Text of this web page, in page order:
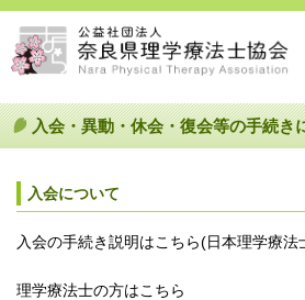
入会・異動・休会・復会等の手続き
入会について
入会の手続き説明はこちら(日本理学療法
理学療法士の方はこちら